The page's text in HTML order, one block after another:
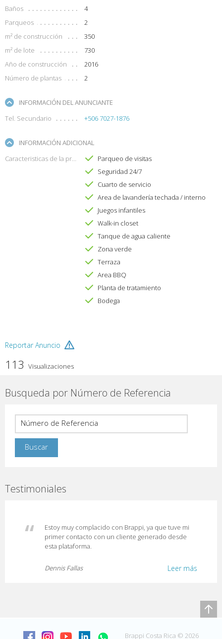
Baños
4
Parqueos
2
m² de construcción
350
m² de lote
730
Año de construcción
2016
Número de plantas
2
INFORMACIÓN DEL ANUNCIANTE
Tel. Secundario
+506 7027-1876
INFORMACIÓN ADICIONAL
Caracteristicas de la propiedad
Parqueo de visitas
Seguridad 24/7
Cuarto de servicio
Area de lavandería techada / interno
Juegos infantiles
Walk-in closet
Tanque de agua caliente
Zona verde
Terraza
Area BBQ
Planta de tratamiento
Bodega
Reportar Anuncio
113 Visualizaciones
Busqueda por Número de Referencia
Testimoniales
Estoy muy complacido con Brappi, ya que tuve mi
primer contacto con un cliente generado desde
esta plataforma.
Leer más
Dennis Fallas
Brappi Costa Rica © 2026